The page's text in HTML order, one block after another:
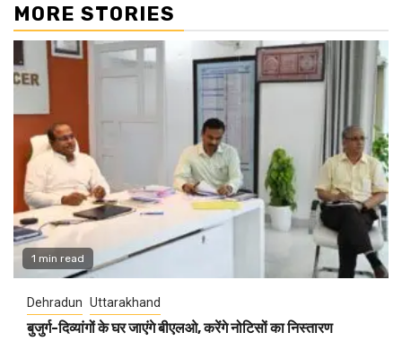
MORE STORIES
1 min read
Dehradun Uttarakhand
बुजुर्ग-दिव्यांगों के घर जाएंगे बीएलओ, करेंगे नोटिसों का निस्तारण